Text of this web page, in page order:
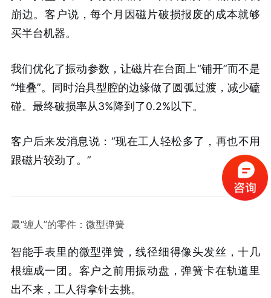
崩边。客户说，每个月因磁片破损报废的成本就够
买半台机器。
我们优化了振动参数，让磁片在台面上“铺开”而不是
“堆叠”。同时治具型腔的边缘做了圆弧过渡，减少磕
碰。最终破损率从3%降到了0.2%以下。
客户后来发消息说：“现在工人轻松多了，再也不用
跟磁片较劲了。”
最“缠人”的零件：微型弹簧
智能手表里的微型弹簧，线径细得像头发丝，十几
根缠成一团。客户之前用振动盘，弹簧卡在轨道里
出不来，工人得拿针去挑。